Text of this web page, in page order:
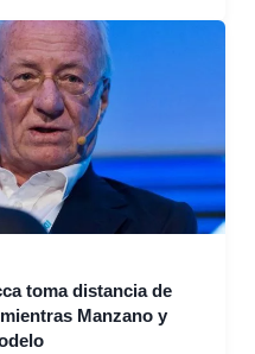
toma distancia de
Manzano y